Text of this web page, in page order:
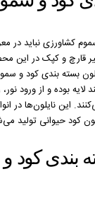
کشاورزی نباید در
قارچ و کپک در این
بسته بندی کود و
لایه بوده و از ورود
این نایلون‌ها در
کود حیوانی تولید
بندی کود